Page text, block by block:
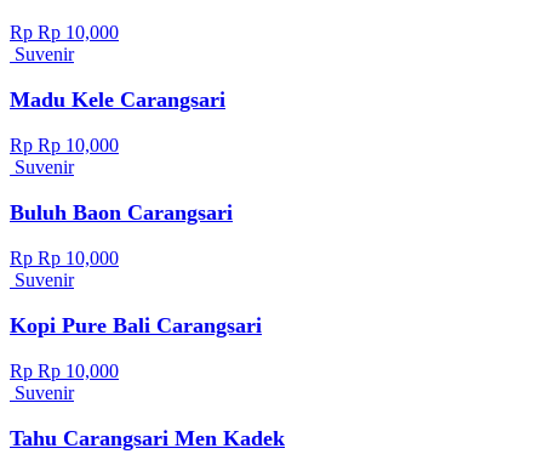
Rp Rp 10,000
Suvenir
Madu Kele Carangsari
Rp Rp 10,000
Suvenir
Buluh Baon Carangsari
Rp Rp 10,000
Suvenir
Kopi Pure Bali Carangsari
Rp Rp 10,000
Suvenir
Tahu Carangsari Men Kadek